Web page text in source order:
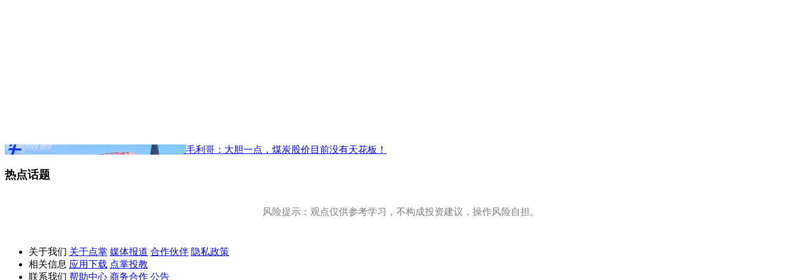
毛利哥：大胆一点，煤炭股价目前没有天花板！
热点话题
风险提示：观点仅供参考学习，不构成投资建议，操作风险自担。
关于我们 关于点掌 媒体报道 合作伙伴 隐私政策
相关信息 应用下载 点掌投教
联系我们 帮助中心 商务合作 公告